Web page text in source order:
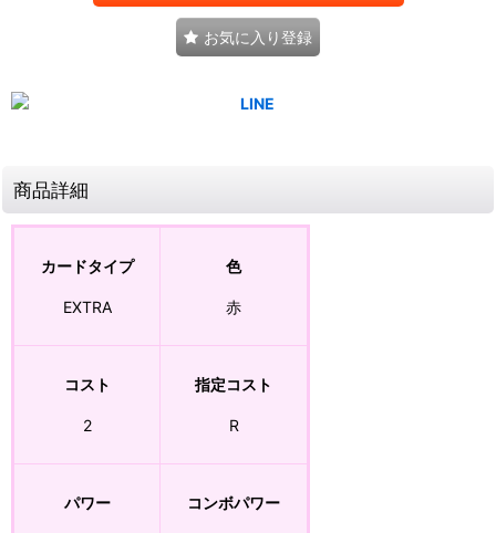
お気に入り登録
商品詳細
カードタイプ
EXTRA
色
赤
コスト
2
指定コスト
R
パワー コンボパワー